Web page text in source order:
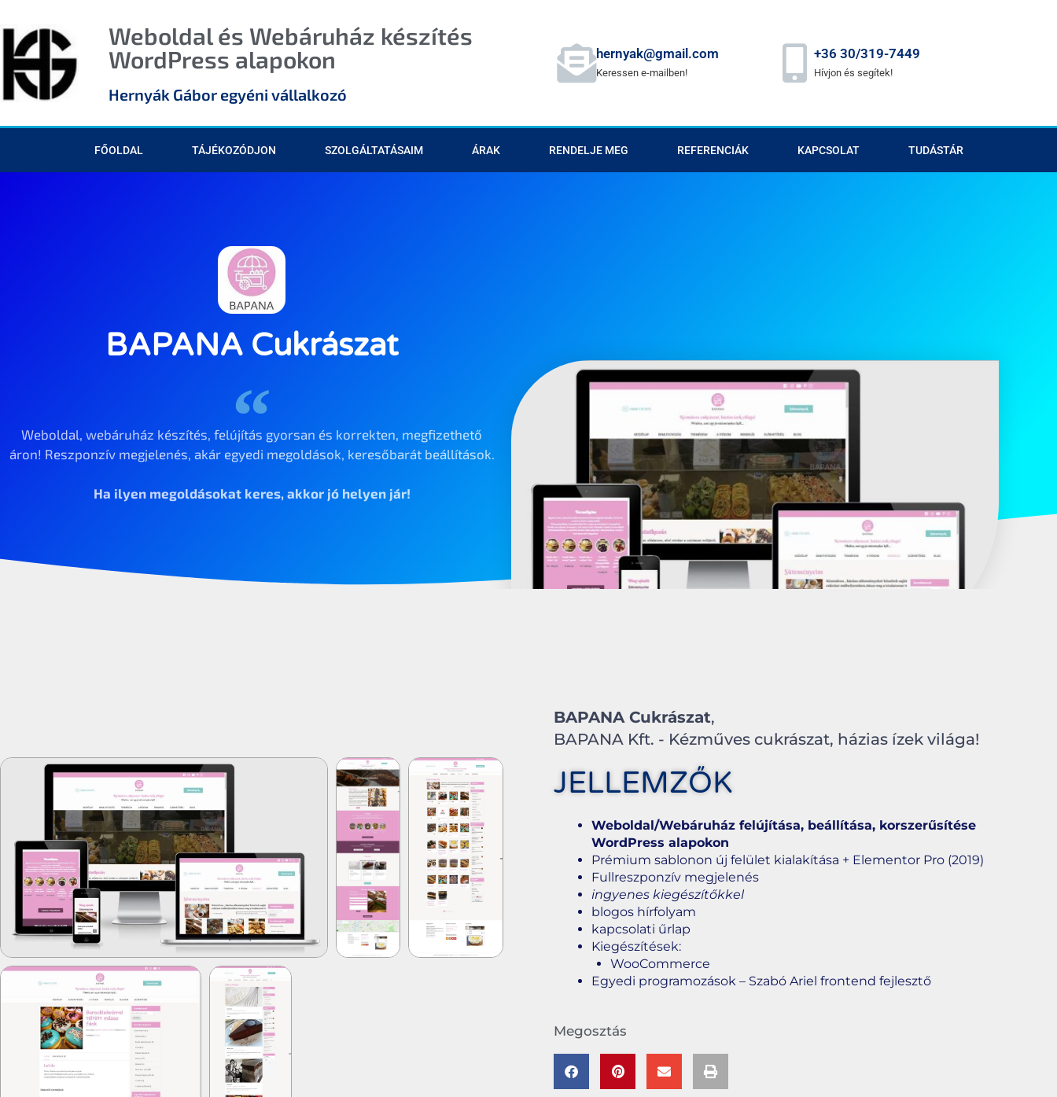
Weboldal és Webáruház készítés
WordPress alapokon
Hernyák Gábor egyéni vállalkozó
hernyak@gmail.com
Keressen e-mailben!
+36 30/319-7449
Hívjon és segítek!
FŐOLDAL TÁJÉKOZÓDJON SZOLGÁLTATÁSAIM ÁRAK RENDELJE MEG REFERENCIÁK KAPCSOLAT TUDÁSTÁR
BAPANA Cukrászat
Weboldal, webáruház készítés, felújítás gyorsan és korrekten, megfizethető
áron! Reszponzív megjelenés, akár egyedi megoldások, keresőbarát beállítások.
Ha ilyen megoldásokat keres, akkor jó helyen jár!
BAPANA Cukrászat,
BAPANA Kft. - Kézműves cukrászat, házias ízek világa!
JELLEMZŐK
Weboldal/Webáruház felújítása, beállítása, korszerűsítése
WordPress alapokon
Prémium sablonon új felület kialakítása + Elementor Pro (2019)
Fullreszponzív megjelenés
ingyenes kiegészítőkkel
blogos hírfolyam
kapcsolati űrlap
Kiegészítések:
WooCommerce
Egyedi programozások – Szabó Ariel frontend fejlesztő
Megosztás